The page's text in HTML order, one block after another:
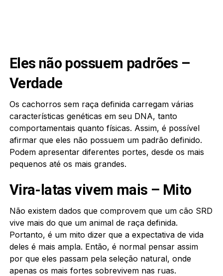
Eles não possuem padrões –
Verdade
Os cachorros sem raça definida carregam várias
características genéticas em seu DNA, tanto
comportamentais quanto físicas. Assim, é possível
afirmar que eles não possuem um padrão definido.
Podem apresentar diferentes portes, desde os mais
pequenos até os mais grandes.
Vira-latas vivem mais – Mito
Não existem dados que comprovem que um cão SRD
vive mais do que um animal de raça definida.
Portanto, é um mito dizer que a expectativa de vida
deles é mais ampla. Então, é normal pensar assim
por que eles passam pela seleção natural, onde
apenas os mais fortes sobrevivem nas ruas.